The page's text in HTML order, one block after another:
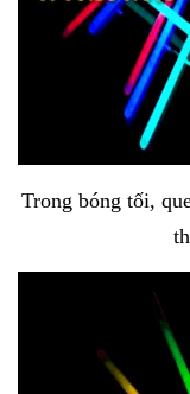
Trong bóng tối,